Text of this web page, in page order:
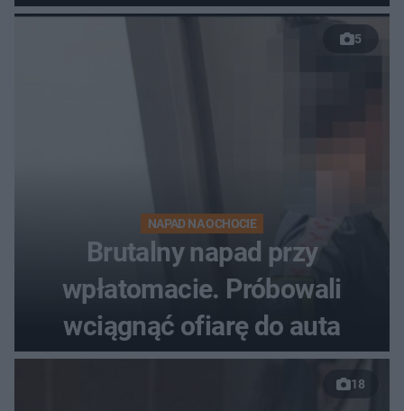
zalewa posesje i budynki
5
NAPAD NA OCHOCIE
Brutalny napad przy
wpłatomacie. Próbowali
wciągnąć ofiarę do auta
18